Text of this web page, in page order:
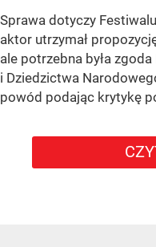
Sprawa dotyczy
aktor utrzymał
ale potrzebna była
i Dziedzictwa
powód podając krytykę